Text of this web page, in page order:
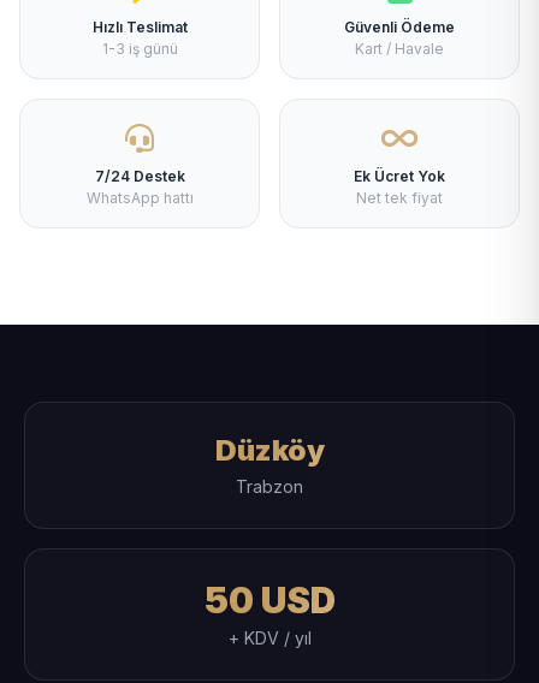
Hızlı Teslimat
1-3 iş günü
Güvenli Ödeme
Kart / Havale
7/24 Destek
WhatsApp hattı
Ek Ücret Yok
Net tek fiyat
Düzköy
Trabzon
50 USD
+ KDV / yıl